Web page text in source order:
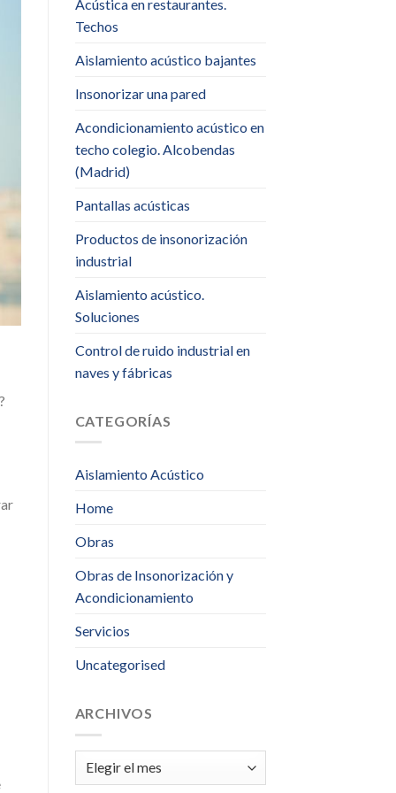
Acústica en restaurantes.
Techos
Aislamiento acústico bajantes
Insonorizar una pared
Acondicionamiento acústico en
techo colegio. Alcobendas
(Madrid)
Pantallas acústicas
Productos de insonorización
industrial
Aislamiento acústico.
Soluciones
Control de ruido industrial en
naves y fábricas
CATEGORÍAS
Aislamiento Acústico
Home
Obras
Obras de Insonorización y
Acondicionamiento
Servicios
Uncategorised
ARCHIVOS
Archivos